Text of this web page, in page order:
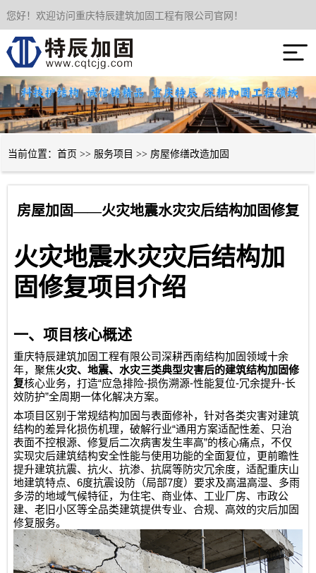
您好！欢迎访问重庆特辰建筑加固工程有限公司官网！

网站首页
服务项目
联系我们
当前位置： 首页 >> 服务项目 >> 房屋修缮改造加固
房屋加固——火灾地震水灾灾后结构加固修复
火灾地震水灾灾后结构加
固修复项目介绍
一、项目核心概述
重庆特辰建筑加固工程有限公司深耕西南结构加固领域十余
年，聚焦火灾、地震、水灾三类典型灾害后的建筑结构加固修
复核心业务，打造“应急排险-损伤溯源-性能复位-冗余提升-长
效防护”全周期一体化解决方案。
本项目区别于常规结构加固与表面修补，针对各类灾害对建筑
结构的差异化损伤机理，破解行业“通用方案适配性差、只治
表面不控根源、修复后二次病害发生率高”的核心痛点，不仅
实现灾后建筑结构安全性能与使用功能的全面复位，更前瞻性
提升建筑抗震、抗火、抗渗、抗腐等防灾冗余度，适配重庆山
地建筑特点、6度抗震设防（局部7度）要求及高温高湿、多雨
多涝的地域气候特征，为住宅、商业体、工业厂房、市政公
建、老旧小区等全品类建筑提供专业、合规、高效的灾后加固
修复服务。